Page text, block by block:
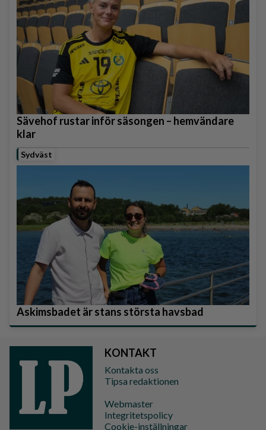
Sävehof rustar inför säsongen – hemvändare
klar
Sydväst
Askimsbadet är stans största havsbad
KONTAKT
Kontakta oss
Tipsa redaktionen
Webmaster
Integritetspolicy
Cookie-inställningar